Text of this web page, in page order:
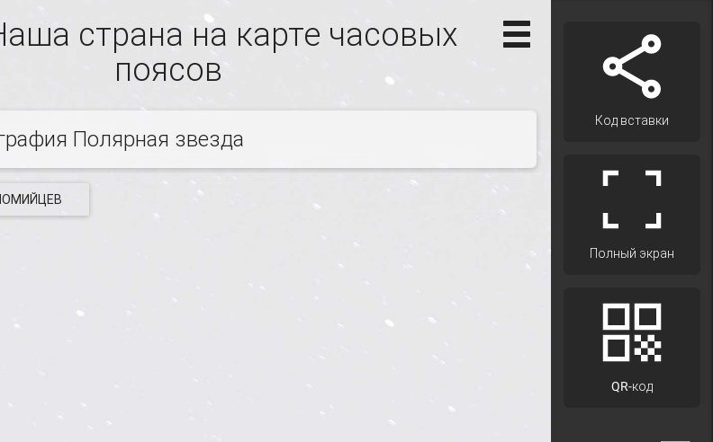
страна на карте часовых
поясов
Полярная звезда
Код вставки
Полный экран
QR-код